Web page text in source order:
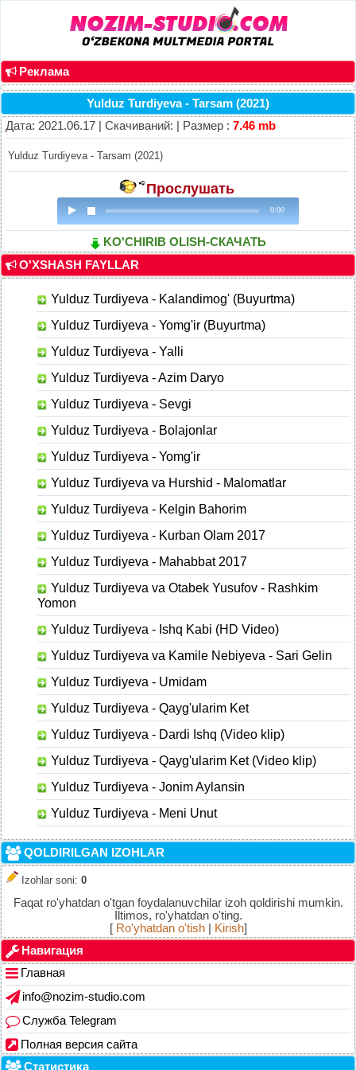
Реклама
Yulduz Turdiyeva - Tarsam (2021)
Дата: 2021.06.17 | Скачиваний: | Размер : 7.46 mb
Yulduz Turdiyeva - Tarsam (2021)
Прослушать
0:00
KO'CHIRIB OLISH-СКАЧАТЬ
O'XSHASH FAYLLAR
Yulduz Turdiyeva - Kalandimog' (Buyurtma)
Yulduz Turdiyeva - Yomg'ir (Buyurtma)
Yulduz Turdiyeva - Yalli
Yulduz Turdiyeva - Azim Daryo
Yulduz Turdiyeva - Sevgi
Yulduz Turdiyeva - Bolajonlar
Yulduz Turdiyeva - Yomg'ir
Yulduz Turdiyeva va Hurshid - Malomatlar
Yulduz Turdiyeva - Kelgin Bahorim
Yulduz Turdiyeva - Kurban Olam 2017
Yulduz Turdiyeva - Mahabbat 2017
Yulduz Turdiyeva va Otabek Yusufov - Rashkim
Yomon
Yulduz Turdiyeva - Ishq Kabi (HD Video)
Yulduz Turdiyeva va Kamile Nebiyeva - Sari Gelin
Yulduz Turdiyeva - Umidam
Yulduz Turdiyeva - Qayg'ularim Ket
Yulduz Turdiyeva - Dardi Ishq (Video klip)
Yulduz Turdiyeva - Qayg'ularim Ket (Video klip)
Yulduz Turdiyeva - Jonim Aylansin
Yulduz Turdiyeva - Meni Unut
QOLDIRILGAN IZOHLAR
Izohlar soni: 0
Faqat ro'yhatdan o'tgan foydalanuvchilar izoh qoldirishi mumkin.
Iltimos, ro'yhatdan o'ting.
[ Ro'yhatdan o'tish| Kirish]
Навигация
Главная
info@nozim-studio.com
Служба Telegram
Полная версия сайта
Статистика